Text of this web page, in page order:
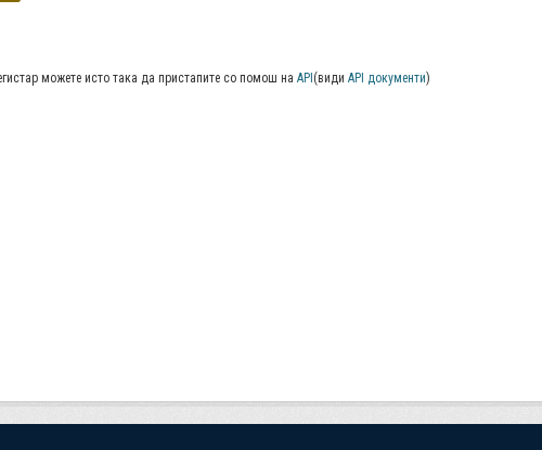
можете исто така да пристапите со помош на API (види API документи)